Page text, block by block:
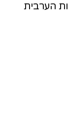
הערבית